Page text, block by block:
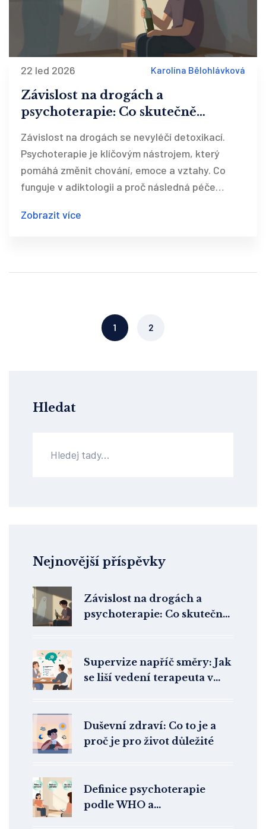
22 led 2026 Karolína Bělohlávková
Závislost na drogách a
psychoterapie: Co skutečně
Závislost na drogách se nevyléčí detoxikací.
Psychoterapie je klíčovým nástrojem, který
pomáhá změnit chování, emoce a vztahy. Co
funguje v adiktologii a proč následná péče
Zobrazit více
1 2
Hledat
Nejnovější příspěvky
Závislost na drogách a
psychoterapie: Co skutečně
Supervize napříč směry: Jak
se liší vedení terapeuta v
Duševní zdraví: Co to je a
proč je pro život důležité
Definice psychoterapie
podle WHO a